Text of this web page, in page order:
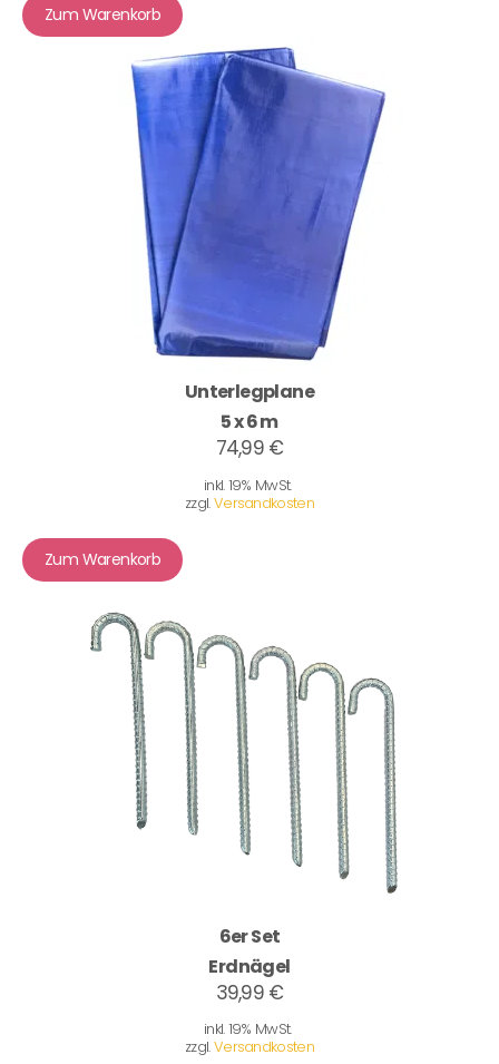
Zum Warenkorb
Unterlegplane
5 x 6 m
74,99 €
inkl. 19% MwSt.
zzgl.Versandkosten
Zum Warenkorb
6er Set
Erdnägel
39,99 €
inkl. 19% MwSt.
zzgl.Versandkosten